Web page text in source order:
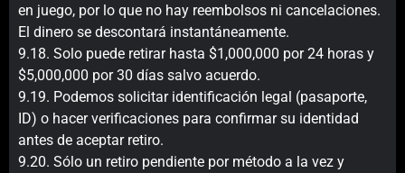
en juego, por lo que no hay reembolsos ni cancelaciones.
El dinero se descontará instantáneamente.
9.18. Solo puede retirar hasta $1,000,000 por 24 horas y
$5,000,000 por 30 días salvo acuerdo.
9.19. Podemos solicitar identificación legal (pasaporte,
ID) o hacer verificaciones para confirmar su identidad
antes de aceptar retiro.
9.20. Sólo un retiro pendiente por método a la vez y